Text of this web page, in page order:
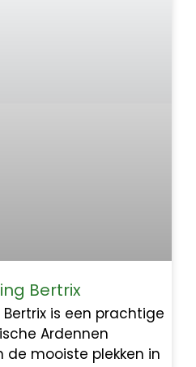
Bertrix
is een prachtige
Ardennen
mooiste plekken in